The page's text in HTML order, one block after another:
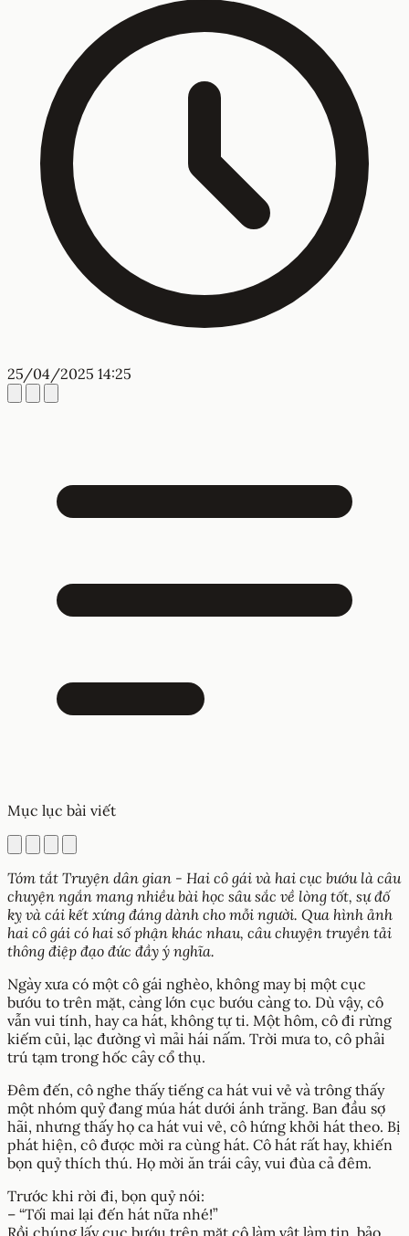
25/04/2025 14:25
Mục lục bài viết
Tóm tắt Truyện dân gian - Hai cô gái và hai cục bướu là câu
chuyện ngắn mang nhiều bài học sâu sắc về lòng tốt, sự đố
kỵ và cái kết xứng đáng dành cho mỗi người. Qua hình ảnh
hai cô gái có hai số phận khác nhau, câu chuyện truyền tải
thông điệp đạo đức đầy ý nghĩa.
Ngày xưa có một cô gái nghèo, không may bị một cục
bướu to trên mặt, càng lớn cục bướu càng to. Dù vậy, cô
vẫn vui tính, hay ca hát, không tự ti. Một hôm, cô đi rừng
kiếm củi, lạc đường vì mải hái nấm. Trời mưa to, cô phải
trú tạm trong hốc cây cổ thụ.
Đêm đến, cô nghe thấy tiếng ca hát vui vẻ và trông thấy
một nhóm quỷ đang múa hát dưới ánh trăng. Ban đầu sợ
hãi, nhưng thấy họ ca hát vui vẻ, cô hứng khởi hát theo. Bị
phát hiện, cô được mời ra cùng hát. Cô hát rất hay, khiến
bọn quỷ thích thú. Họ mời ăn trái cây, vui đùa cả đêm.
Trước khi rời đi, bọn quỷ nói:
– “Tối mai lại đến hát nữa nhé!”
Rồi chúng lấy cục bướu trên mặt cô làm vật làm tin, bảo